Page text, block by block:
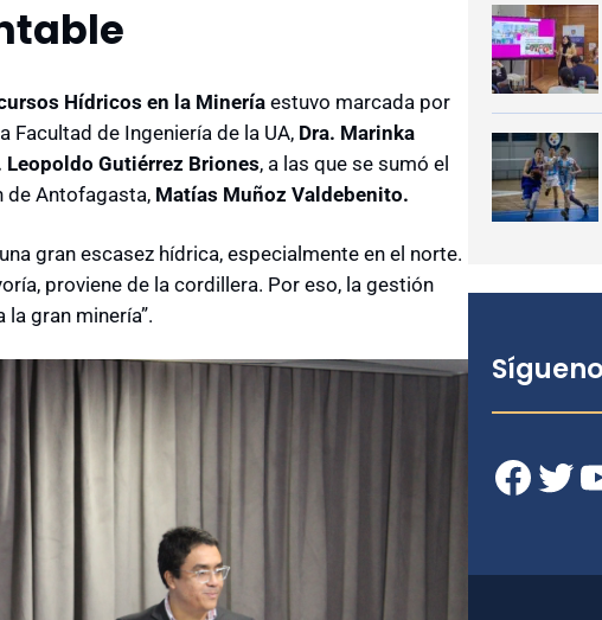
Hídricos en la Minería estuvo marcada por
Facultad de Ingeniería de la UA, Dra. Marinka
Leopoldo Gutiérrez Briones, a las que se sumó el
de Antofagasta, Matías Muñoz Valdebenito.
gran escasez hídrica, especialmente en el norte.
proviene de la cordillera. Por eso, la gestión
gran minería”.
Facebook Twitter YouTube